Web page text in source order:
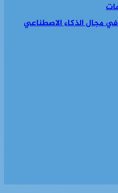
مجال الذكاء الاصطناعي